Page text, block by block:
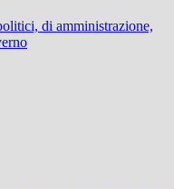
di amministrazione,